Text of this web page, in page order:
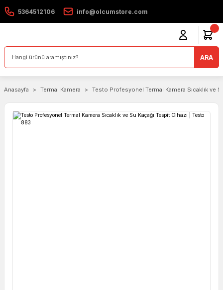
5364512106 info@olcumstore.com
ARA
Anasayfa Termal Kamera Testo Profesyonel Termal Kamera Sıcaklık ve